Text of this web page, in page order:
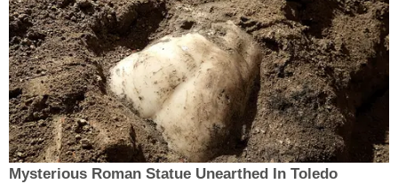
Mysterious Roman Statue Unearthed In Toledo